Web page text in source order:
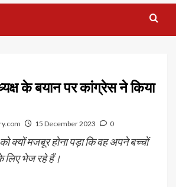
के बयान पर कांग्रेस ने किया
15 December 2023 0
क्यों मजबूर होना पड़ा कि वह अपने बच्चों
लिए भेज रहे हैं।